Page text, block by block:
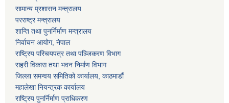
सामान्य प्रशासन मन्त्रालय
परराष्ट्र मन्त्रालय
शान्ति तथा पुनर्निर्माण मन्त्रालय
निर्वाचन आयोग, नेपाल
राष्ट्रिय परिचयपत्र तथा पञ्जिकरण विभाग
सहरी विकास तथा भवन निर्माण विभाग
जिल्ला समन्वय समितिको कार्यालय, काठमाडौं
महालेखा नियन्त्रक कार्यालय
राष्ट्रिय पुनर्निर्माण प्राधिकरण